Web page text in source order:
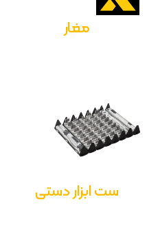
مغار
ست ابزار دستی